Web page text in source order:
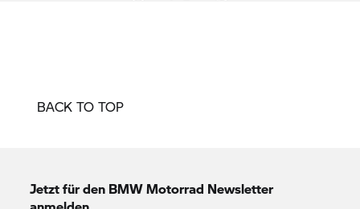
BACK TO TOP
Jetzt für den BMW Motorrad Newsletter